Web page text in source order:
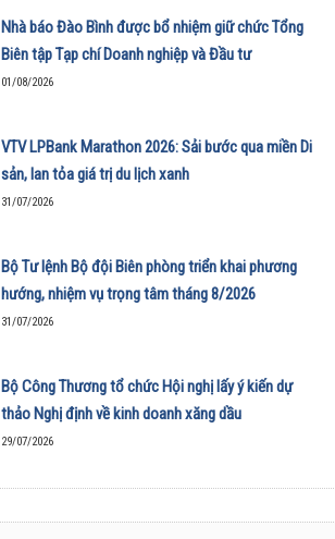
01/08/2026
Nhà báo Đào Bình được bổ nhiệm giữ chức Tổng
Biên tập Tạp chí Doanh nghiệp và Đầu tư
01/08/2026
VTV LPBank Marathon 2026: Sải bước qua miền Di
sản, lan tỏa giá trị du lịch xanh
31/07/2026
Bộ Tư lệnh Bộ đội Biên phòng triển khai phương
hướng, nhiệm vụ trọng tâm tháng 8/2026
31/07/2026
Bộ Công Thương tổ chức Hội nghị lấy ý kiến dự
thảo Nghị định về kinh doanh xăng dầu
29/07/2026